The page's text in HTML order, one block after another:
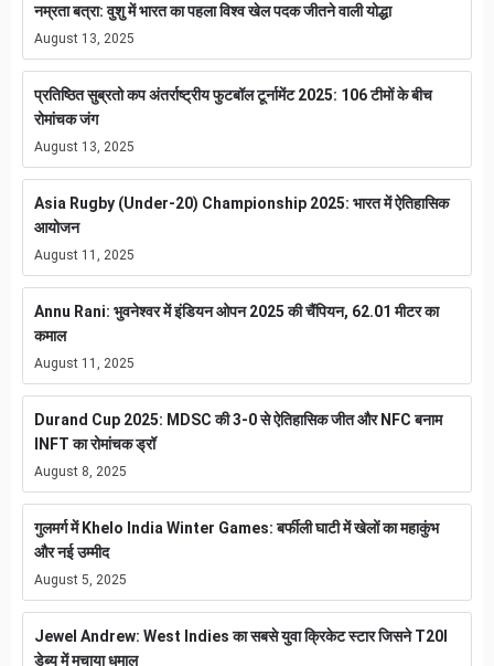
नम्रता बत्रा: वुशु में भारत का पहला विश्व खेल पदक जीतने वाली योद्धा
August 13, 2025
प्रतिष्ठित सुब्रतो कप अंतर्राष्ट्रीय फुटबॉल टूर्नामेंट 2025: 106 टीमों के बीच
रोमांचक जंग
August 13, 2025
Asia Rugby (Under-20) Championship 2025: भारत में ऐतिहासिक
आयोजन
August 11, 2025
Annu Rani: भुवनेश्वर में इंडियन ओपन 2025 की चैंपियन, 62.01 मीटर का
कमाल
August 11, 2025
Durand Cup 2025: MDSC की 3-0 से ऐतिहासिक जीत और NFC बनाम
INFT का रोमांचक ड्रॉ
August 8, 2025
गुलमर्ग में Khelo India Winter Games: बर्फीली घाटी में खेलों का महाकुंभ
और नई उम्मीद
August 5, 2025
Jewel Andrew: West Indies का सबसे युवा क्रिकेट स्टार जिसने T20I
डेब्यू में मचाया धमाल